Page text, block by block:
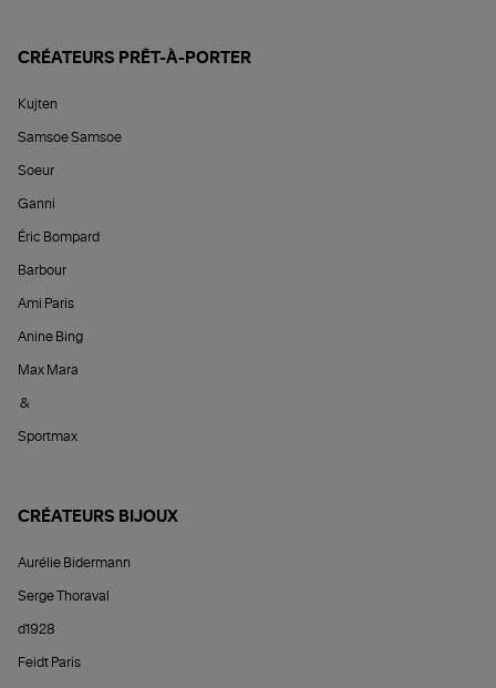
CRÉATEURS PRÊT-À-PORTER
Kujten
Samsoe Samsoe
Soeur
Ganni
Éric Bompard
Barbour
Ami Paris
Anine Bing
Max Mara
&
Sportmax
CRÉATEURS BIJOUX
Aurélie Bidermann
Serge Thoraval
d1928
Feidt Paris